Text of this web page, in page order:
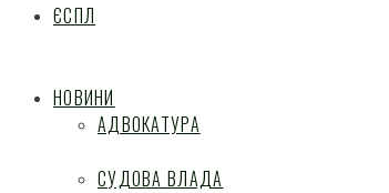
ЄСПЛ
НОВИНИ
АДВОКАТУРА
СУДОВА ВЛАДА